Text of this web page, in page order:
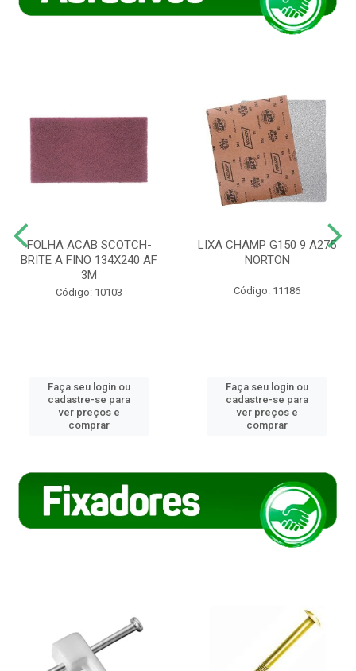
FOLHA ACAB SCOTCH-
BRITE A FINO 134X240 AF
3M
Código: 10103
Faça seu login ou
cadastre-se para
ver preços e
comprar
LIXA CHAMP G150 9 A275
NORTON
Código: 11186
Faça seu login ou
cadastre-se para
ver preços e
comprar